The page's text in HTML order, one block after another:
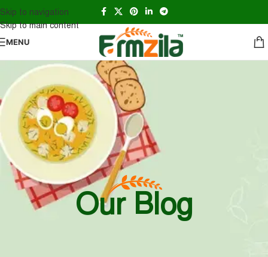
Skip to navigation
Skip to main content
MENU
Our Blog